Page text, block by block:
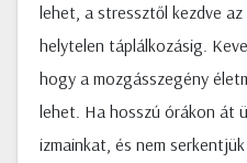
lehet, a stressztől kezdve
helytelen táplálkozásig.
hogy a mozgásszegény
lehet. Ha hosszú órákon át
izmainkat, és nem